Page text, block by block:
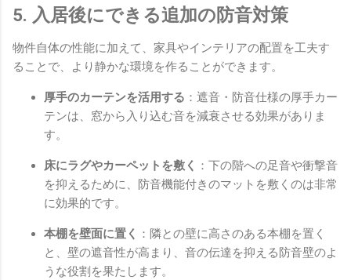
5. 入居後にできる追加の防音対策
物件自体の性能に加えて、家具やインテリアの配置を工夫す
ることで、より静かな環境を作ることができます。
厚手のカーテンを活用する ：遮音・防音仕様の厚手カー
テンは、窓から入り込む音を減衰させる効果がありま
す。
床にラグやカーペットを敷く ：下の階への足音や衝撃音
を抑えるために、防音機能付きのマットを敷くのは非常
に効果的です。
本棚を壁面に置く ：隣との壁に高さのある本棚を置く
と、壁の遮音性が高まり、音の伝達を抑える防音壁のよ
うな役割を果たします。